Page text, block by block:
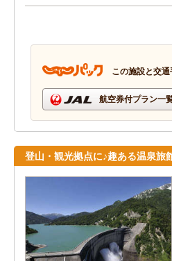
この施設と交
航空券付プラン一
登山・観光拠点に♪趣ある温泉旅